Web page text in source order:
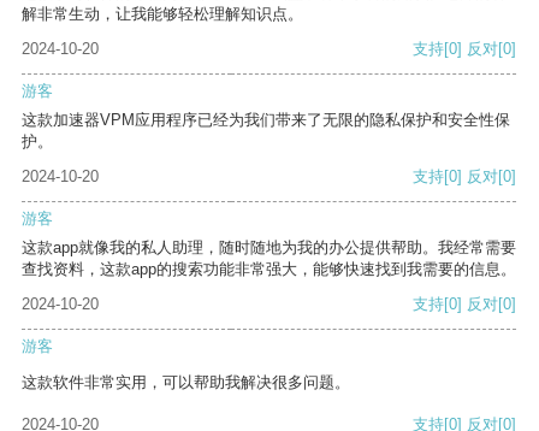
解非常生动，让我能够轻松理解知识点。
2024-10-20
支持[0] 反对[0]
游客
这款加速器VPM应用程序已经为我们带来了无限的隐私保护和安全性保
护。
2024-10-20
支持[0] 反对[0]
游客
这款app就像我的私人助理，随时随地为我的办公提供帮助。我经常需要
查找资料，这款app的搜索功能非常强大，能够快速找到我需要的信息。
2024-10-20
支持[0] 反对[0]
游客
这款软件非常实用，可以帮助我解决很多问题。
2024-10-20 支持[0] 反对[0]